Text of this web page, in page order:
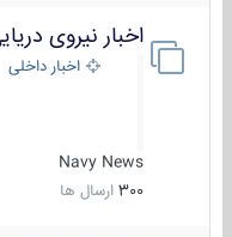
اخبار نیروی دریایی
اخبار داخلی
Navy News
300 ارسال ها